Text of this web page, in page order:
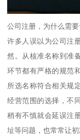
公司注册，为什么需
许多人误以为公司注
然。从核准名称到准
环节都有严格的规范
所选名称符合相关规
经营范围的选择，不
稍有不慎就会延误注
址等问题，也常常让初